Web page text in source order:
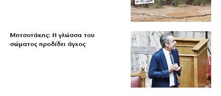
Μητσοτάκης: Η γλώσσα του
σώματος προδίδει άγχος